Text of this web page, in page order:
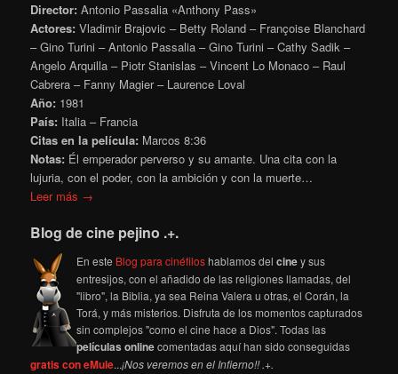
Director: Antonio Passalia «Anthony Pass»
Actores: Vladimir Brajovic – Betty Roland – Françoise Blanchard
– Gino Turini – Antonio Passalia – Gino Turini – Cathy Sadik –
Angelo Arquilla – Piotr Stanislas – Vincent Lo Monaco – Raul
Cabrera – Fanny Magier – Laurence Loval
Año: 1981
País: Italia – Francia
Citas en la película: Marcos 8:36
Notas: Él emperador perverso y su amante. Una cita con la
lujuria, con el poder, con la ambición y con la muerte…
Leer más →
Blog de cine pejino .+.
En este Blog para cinéfiloshablamos delciney sus
entresijos, con el añadido de las religiones llamadas, del
"libro", la Biblia, ya sea Reina Valera u otras, el Corán, la
Torá, y más misterios. Disfruta de los momentos capturados
sin complejos "como el cine hace a Dios". Todas las
películas onlinecomentadas aquí han sido conseguidas
gratis con eMule...¡Nos veremos en el Infierno!! .+.